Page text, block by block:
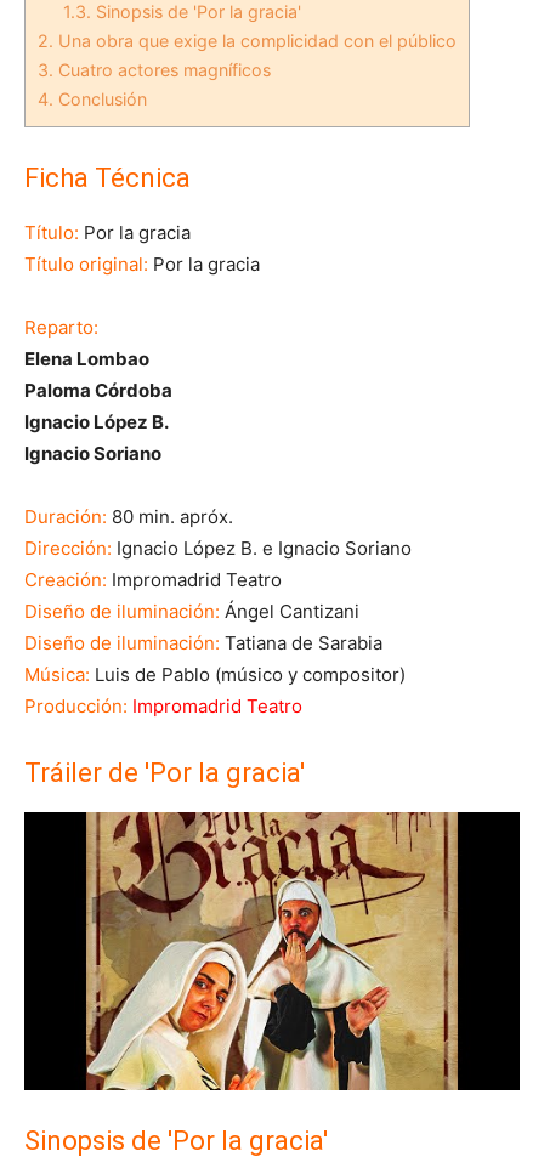
1.3. Sinopsis de 'Por la gracia'
2. Una obra que exige la complicidad con el público
3. Cuatro actores magníficos
4. Conclusión
Ficha Técnica
Título: Por la gracia
Título original: Por la gracia
Reparto:
Elena Lombao
Paloma Córdoba
Ignacio López B.
Ignacio Soriano
Duración: 80 min. apróx.
Dirección: Ignacio López B. e Ignacio Soriano
Creación: Impromadrid Teatro
Diseño de iluminación: Ángel Cantizani
Diseño de iluminación: Tatiana de Sarabia
Música: Luis de Pablo (músico y compositor)
Producción: Impromadrid Teatro
Tráiler de 'Por la gracia'
Sinopsis de 'Por la gracia'